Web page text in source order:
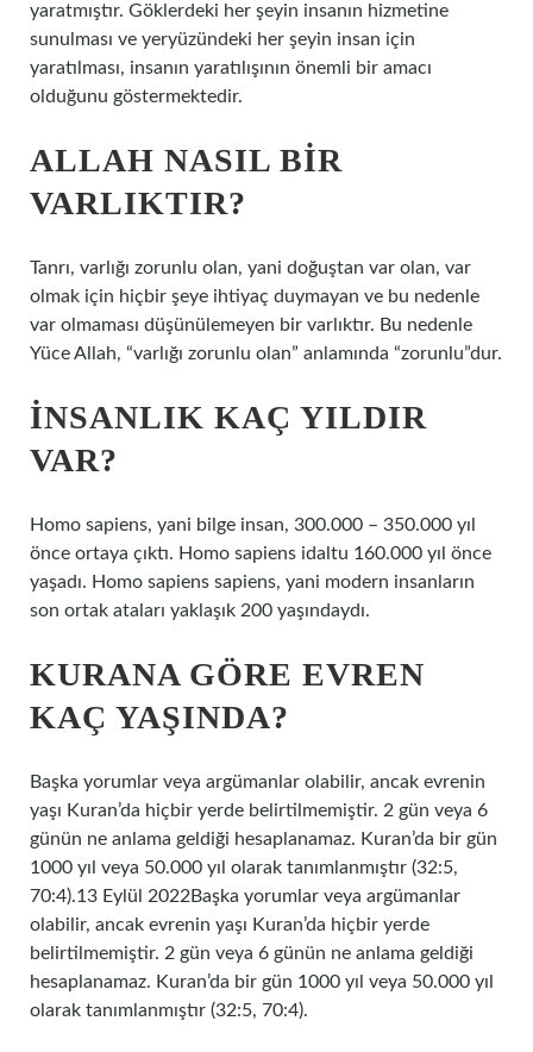
yaratmıştır. Göklerdeki her şeyin insanın hizmetine
sunulması ve yeryüzündeki her şeyin insan için
yaratılması, insanın yaratılışının önemli bir amacı
olduğunu göstermektedir.
ALLAH NASIL BIR
VARLIKTIR?
Tanrı, varlığı zorunlu olan, yani doğuştan var olan, var
olmak için hiçbir şeye ihtiyaç duymayan ve bu nedenle
var olmaması düşünülemeyen bir varlıktır. Bu nedenle
Yüce Allah, “varlığı zorunlu olan” anlamında “zorunlu”dur.
İNSANLIK KAÇ YILDIR
VAR?
Homo sapiens, yani bilge insan, 300.000 – 350.000 yıl
önce ortaya çıktı. Homo sapiens idaltu 160.000 yıl önce
yaşadı. Homo sapiens sapiens, yani modern insanların
son ortak ataları yaklaşık 200 yaşındaydı.
KURANA GÖRE EVREN
KAÇ YAŞINDA?
Başka yorumlar veya argümanlar olabilir, ancak evrenin
yaşı Kuran’da hiçbir yerde belirtilmemiştir. 2 gün veya 6
günün ne anlama geldiği hesaplanamaz. Kuran’da bir gün
1000 yıl veya 50.000 yıl olarak tanımlanmıştır (32:5,
70:4).13 Eylül 2022Başka yorumlar veya argümanlar
olabilir, ancak evrenin yaşı Kuran’da hiçbir yerde
belirtilmemiştir. 2 gün veya 6 günün ne anlama geldiği
hesaplanamaz. Kuran’da bir gün 1000 yıl veya 50.000 yıl
olarak tanımlanmıştır (32:5, 70:4).